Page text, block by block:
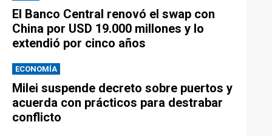
El Banco Central renovó el swap con
China por USD 19.000 millones y lo
extendió por cinco años
ECONOMÍA
Milei suspende decreto sobre puertos y
acuerda con prácticos para destrabar
conflicto